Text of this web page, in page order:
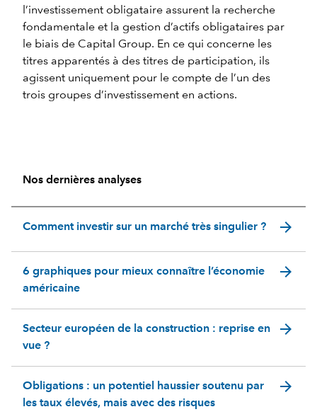
Nos dernières analyses
Comment investir sur un marché très singulier ? arrow_forward
6 graphiques pour mieux connaître l’économie
américaine
arrow_forward
Secteur européen de la construction : reprise en
vue ?
arrow_forward
Obligations : un potentiel haussier soutenu par
les taux élevés, mais avec des risques
arrow_forward
l’investissement obligataire assurent la recherche
fondamentale et la gestion d’actifs obligataires par
le biais de Capital Group. En ce qui concerne les
titres apparentés à des titres de participation, ils
agissent uniquement pour le compte de l’un des
trois groupes d’investissement en actions.